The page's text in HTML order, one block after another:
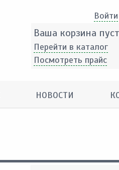
Войти
Ваша корзина
Перейти в каталог
Посмотреть прайс
НОВОСТИ